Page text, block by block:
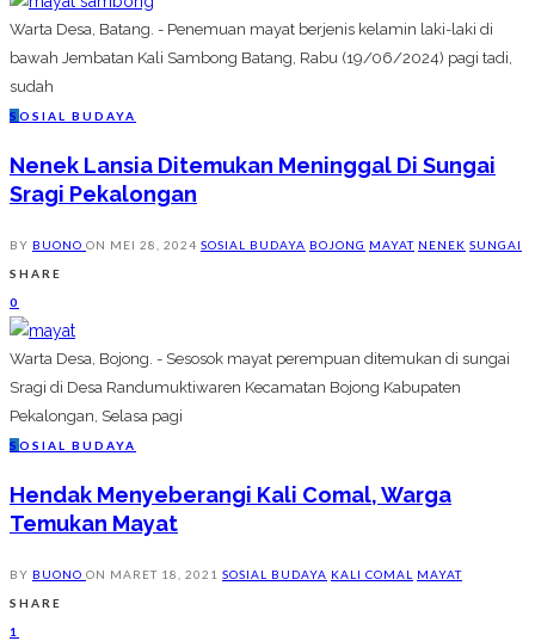
Warta Desa, Batang. - Penemuan mayat berjenis kelamin laki-laki di
bawah Jembatan Kali Sambong Batang, Rabu (19/06/2024) pagi tadi,
sudah
S OSIAL BUDAYA
Nenek Lansia Ditemukan Meninggal Di Sungai
Sragi Pekalongan
BY BUONO ON MEI 28, 2024 SOSIAL BUDAYA BOJONG MAYAT NENEK SUNGAI
SHARE
0
Warta Desa, Bojong. - Sesosok mayat perempuan ditemukan di sungai
Sragi di Desa Randumuktiwaren Kecamatan Bojong Kabupaten
Pekalongan, Selasa pagi
S OSIAL BUDAYA
Hendak Menyeberangi Kali Comal, Warga
Temukan Mayat
BY BUONO ON MARET 18, 2021 SOSIAL BUDAYA KALI COMAL
MAYAT
SHARE
1